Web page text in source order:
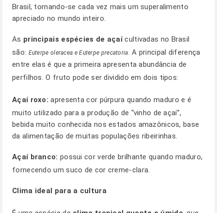
Brasil, tornando-se cada vez mais um superalimento
apreciado no mundo inteiro.
As principais espécies de açaícultivadas no Brasil
são: Euterpe oleracea e Euterpe precatoria. A principal diferença
entre elas é que a primeira apresenta abundância de
perfilhos. O fruto pode ser dividido em dois tipos:
Açaí roxo: apresenta cor púrpura quando maduro e é
muito utilizado para a produção de “vinho de açaí”,
bebida muito conhecida nos estados amazônicos, base
da alimentação de muitas populações ribeirinhas.
Açaí branco: possui cor verde brilhante quando maduro,
fornecendo um suco de cor creme-clara.
Clima ideal para a cultura